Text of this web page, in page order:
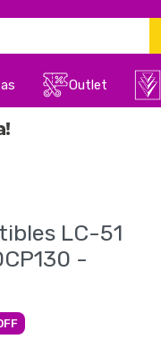
Outlet
LC-51
-